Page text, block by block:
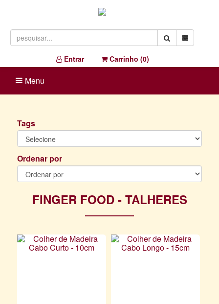
Entrar Carrinho (0)
Menu
Tags
Ordenar por
FINGER FOOD - TALHERES